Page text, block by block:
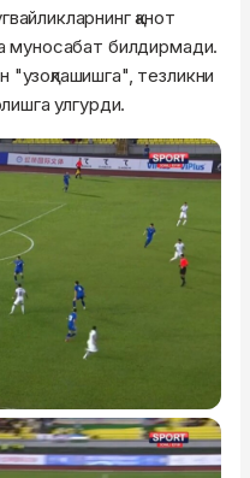
қанот
муносабат билдирмади.
тезликни
улгурди.